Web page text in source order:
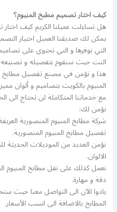
كيف اختار تصميم مطبخ المنيوم؟
هل تساءلت عميلنا الكريم كيف
يمكن لك صديقنا العميل اختيار
التي نوفرها و التي تحتوي على
النت حيث سنقوم بتفصيله و
هذا و نؤمن في مصنع تفصيل مطابخ
المنيوم بالكويت بتصاميم و ألوان
مع خدماتنا المتكاملة لن تحتاج
نؤمن لك:
شركة مطابخ المنيوم المنصورية
تفصيل مطابخ المنيوم المنصورية.
نؤمن العديد من الموديلات الحديثة
الالوان.
نعمل كذلك على نقل مطابخ المنيوم
دقة و مهارة.
بادوا الآن الى التواصل معنا
المطابخ بالاضافة الى انسب الأسعار.